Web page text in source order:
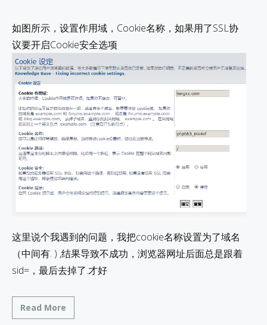
如图所示，设置作用域，Cookie名称，如果用了SSL协
议要开启Cookie安全选项
这里说个我遇到的问题，我把cookie名称设置为了域名
（中间有. ) ,结果导致不成功，浏览器网址后面总是跟着
sid=，最后去掉了.才好
Read More